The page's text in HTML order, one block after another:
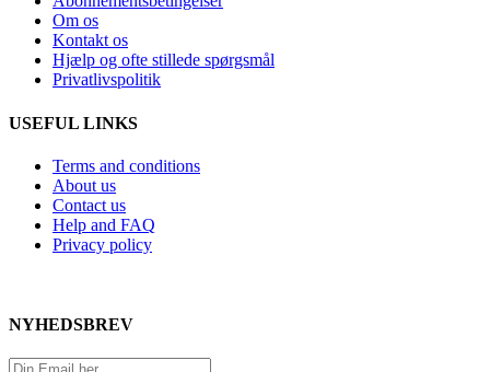
Om os
Kontakt os
Hjælp og ofte stillede spørgsmål
Privatlivspolitik
USEFUL LINKS
Terms and conditions
About us
Contact us
Help and FAQ
Privacy policy
NYHEDSBREV